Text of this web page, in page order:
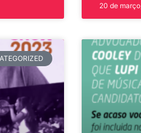
20 de